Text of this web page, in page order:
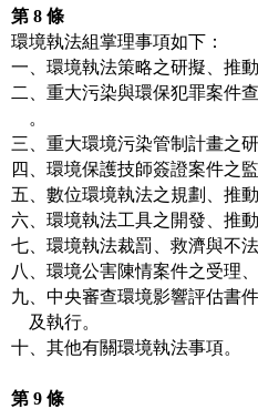
第 8 條
環境執法組掌理事項如下：
一、環境執法策略之研擬、推
二、重大污染與環保犯罪案件
三、重大環境污染管制計畫之
四、環境保護技師簽證案件之
五、數位環境執法之規劃、推
六、環境執法工具之開發、推
七、環境執法裁罰、救濟與不
八、環境公害陳情案件之受理
九、中央審查環境影響評估書
十、其他有關環境執法事項。
第 9 條